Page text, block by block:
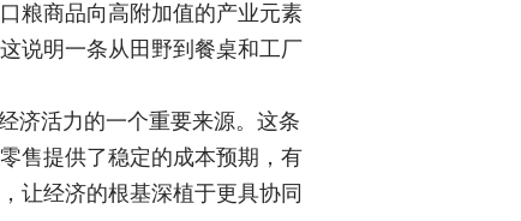
粮商品向高附加值的产业元素
说明一条从田野到餐桌和工厂
济活力的一个重要来源。这条
售提供了稳定的成本预期，有
让经济的根基深植于更具协同